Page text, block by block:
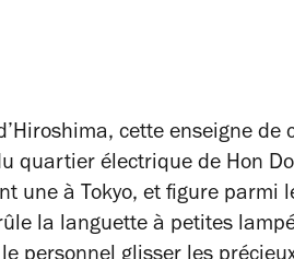
cette enseigne de
quartier électrique de Hon
une à Tokyo, et figure parmi
la languette à petites